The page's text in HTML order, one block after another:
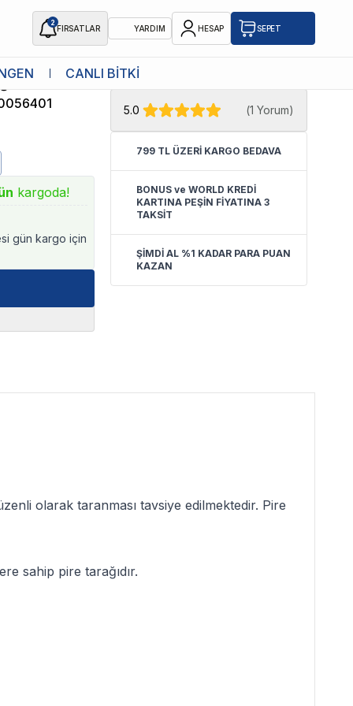
2
FIRSATLAR YARDIM HESAP SEPET
CANLI BİTKİ
15cm
kargoda!
gün kargo için
★ Atakan Petshop,
satıcısıdır.
5.0 (1 Yorum)
799 TL ÜZERİ KARGO BEDAVA
BONUS ve WORLD KREDİ
KARTINA PEŞİN FİYATINA 3
TAKSİT
ŞİMDİ AL %1 KADAR PARA PUAN
KAZAN
olarak taranması tavsiye edilmektedir. Pire
sahip pire tarağıdır.